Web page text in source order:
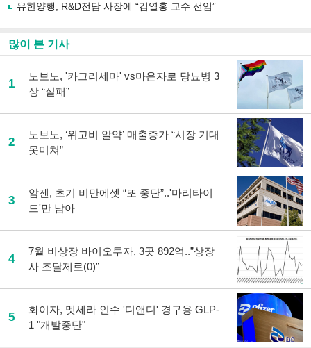
유한양행, R&D전담 사장에 “김열홍 교수 선임”
많이 본 기사
1
노보노, '카그리세마' vs마운자로 당뇨병 3
상 “실패”
2
노보노, ‘위고비 알약’ 매출증가 “시장 기대
못미쳐”
3
암젠, 초기 비만에셋 “또 중단”..'마리타이
드'만 남아
4
7월 비상장 바이오투자, 3곳 892억..”상장
사 조달제로(0)”
5
화이자, 멧세라 인수 '디앤디' 경구용 GLP-
1 "개발중단"